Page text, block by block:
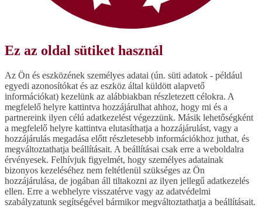
Ez az oldal sütiket használ
Az Ön és eszközének személyes adatai (ún. süti adatok - például
egyedi azonosítókat és az eszköz által küldött alapvető
információkat) kezelünk az alábbiakban részletezett célokra. A
megfelelő helyre kattintva hozzájárulhat ahhoz, hogy mi és a
partnereink ilyen célú adatkezelést végezzünk. Másik lehetőségként
a megfelelő helyre kattintva elutasíthatja a hozzájárulást, vagy a
hozzájárulás megadása előtt részletesebb információkhoz juthat, és
megváltoztathatja beállításait. A beállításai csak erre a weboldalra
érvényesek. Felhívjuk figyelmét, hogy személyes adatainak
bizonyos kezeléséhez nem feltétlenül szükséges az Ön
hozzájárulása, de jogában áll tiltakozni az ilyen jellegű adatkezelés
ellen. Erre a webhelyre visszatérve vagy az adatvédelmi
szabályzatunk segítségével bármikor megváltoztathatja a beállításait.